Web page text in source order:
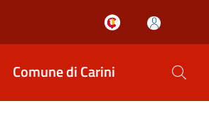
Comune di Carini